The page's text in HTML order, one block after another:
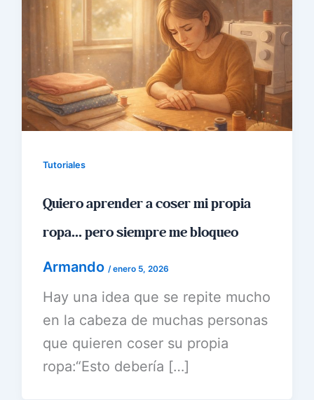
Tutoriales
Quiero aprender a coser mi propia
ropa… pero siempre me bloqueo
Armando /enero 5, 2026
Hay una idea que se repite mucho
en la cabeza de muchas personas
que quieren coser su propia
ropa:“Esto debería […]